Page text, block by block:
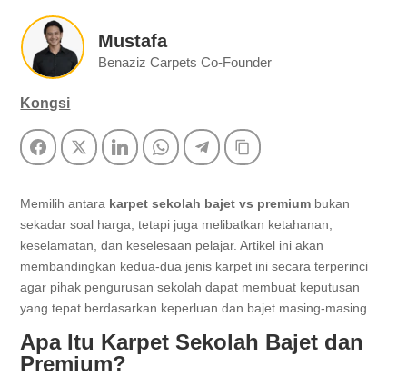
Mustafa
Benaziz Carpets Co-Founder
Kongsi
FacebookTwitter LinkedInWhatsAppTelegramCopy Link
Memilih antara karpet sekolah bajet vs premium bukan
sekadar soal harga, tetapi juga melibatkan ketahanan,
keselamatan, dan keselesaan pelajar. Artikel ini akan
membandingkan kedua-dua jenis karpet ini secara terperinci
agar pihak pengurusan sekolah dapat membuat keputusan
yang tepat berdasarkan keperluan dan bajet masing-masing.
Apa Itu Karpet Sekolah Bajet dan
Premium?